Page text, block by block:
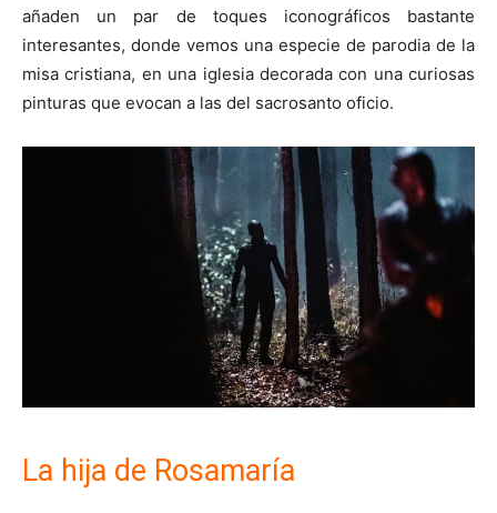
añaden un par de toques iconográficos bastante
interesantes, donde vemos una especie de parodia de la
misa cristiana, en una iglesia decorada con una curiosas
pinturas que evocan a las del sacrosanto oficio.
La hija de Rosamaría